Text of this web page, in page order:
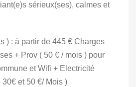
sérieux(ses), calmes et
) : à partir de 445 € Charges
+ Prov ( 50 € / mois ) pour
et Wifi + Electricité
30€ et 50 €/ Mois )